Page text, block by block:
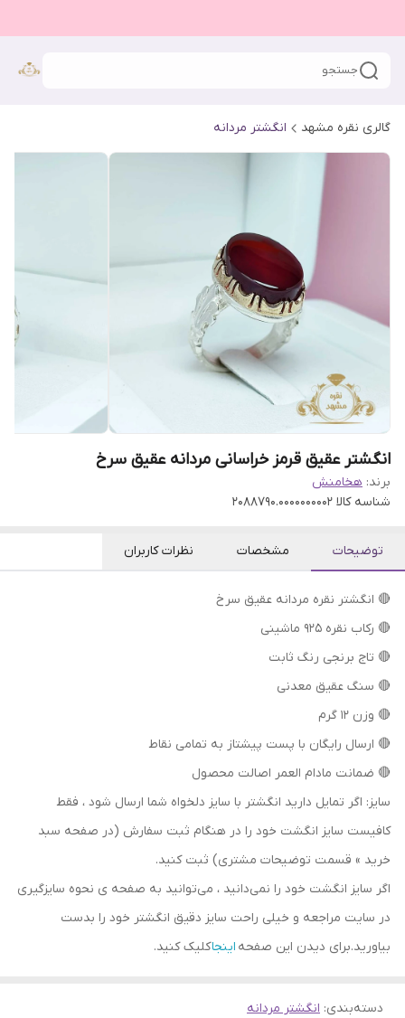
جستجو
گالری نقره مشهد انگشتر مردانه
انگشتر عقیق قرمز خراسانی مردانه عقیق سرخ
برند: هخامنش
شناسه کالا 2088790.0000000002
توضیحات مشخصات نظرات کاربران
🔴 انگشتر نقره مردانه عقیق سرخ
🔴 رکاب نقره 925 ماشینی
🔴 تاج برنجی رنگ ثابت
🔴 سنگ عقیق معدنی
🔴 وزن 12 گرم
🔴 ارسال رایگان با پست پیشتاز به تمامی نقاط
🔴 ضمانت مادام العمر اصالت محصول
سایز: اگر تمایل دارید انگشتر با سایز دلخواه شما ارسال شود ، فقط
کافیست سایز انگشت خود را در هنگام ثبت سفارش (در صفحه سبد
خرید » قسمت توضیحات مشتری) ثبت کنید.
اگر سایز انگشت خود را نمی‌دانید ، می‌توانید به صفحه ی نحوه سایزگیری
در سایت مراجعه و خیلی راحت سایز دقیق انگشتر خود را بدست
بیاورید.برای دیدن این صفحه اینجاکلیک کنید.
دسته‌بندی: انگشتر مردانه